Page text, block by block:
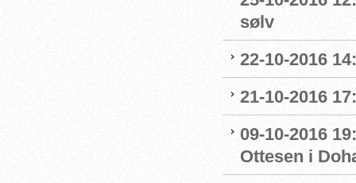
sølv
22-10-2016
21-10-2016
09-10-2016
Ottesen i